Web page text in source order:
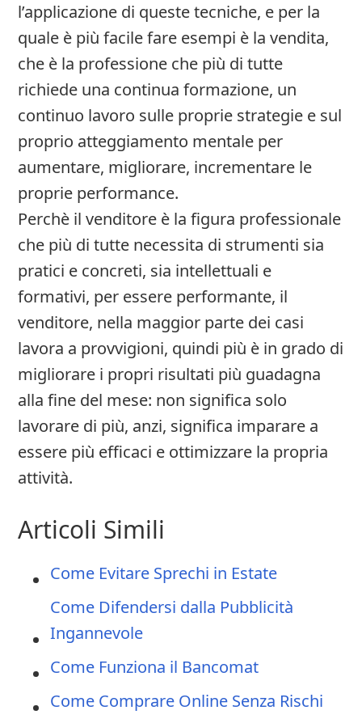
l’applicazione di queste tecniche, e per la
quale è più facile fare esempi è la vendita,
che è la professione che più di tutte
richiede una continua formazione, un
continuo lavoro sulle proprie strategie e sul
proprio atteggiamento mentale per
aumentare, migliorare, incrementare le
proprie performance.
Perchè il venditore è la figura professionale
che più di tutte necessita di strumenti sia
pratici e concreti, sia intellettuali e
formativi, per essere performante, il
venditore, nella maggior parte dei casi
lavora a provvigioni, quindi più è in grado di
migliorare i propri risultati più guadagna
alla fine del mese: non significa solo
lavorare di più, anzi, significa imparare a
essere più efficaci e ottimizzare la propria
attività.
Articoli Simili
Come Evitare Sprechi in Estate
Come Difendersi dalla Pubblicità
Ingannevole
Come Funziona il Bancomat
Come Comprare Online Senza Rischi